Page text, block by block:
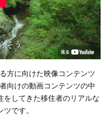
方に向けた映像コンテンツ
向けの動画コンテンツの中
してきた移住者のリアルな
です。